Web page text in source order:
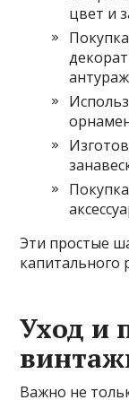
цвет и
Эти простые
капитального
Уход и
Важно не